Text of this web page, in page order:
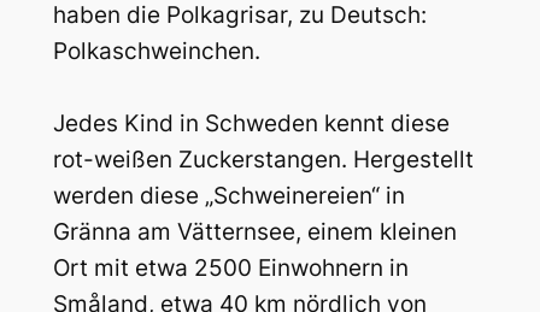
haben die Polkagrisar, zu Deutsch:
Polkaschweinchen.
Jedes Kind in Schweden kennt diese
rot-weißen Zuckerstangen. Hergestellt
werden diese „Schweinereien“ in
Gränna am Vätternsee, einem kleinen
Ort mit etwa 2500 Einwohnern in
Småland, etwa 40 km nördlich von